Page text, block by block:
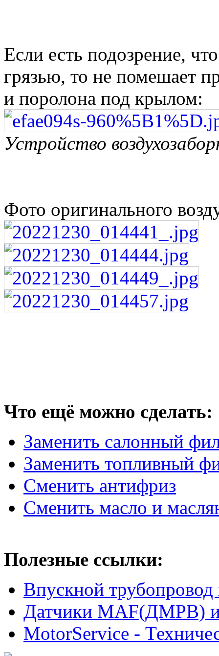
Если есть подозрение,
грязью, то не помешает
и поролона под крылом:
Устройство
Фото оригинального
Что ещё можно сделать:
Заменить салонный
Заменить топливный
Сменить антифриз
Сменить масло и
Полезные ссылки:
Впускной
Датчики MAF(ДМРВ)
MotorService -